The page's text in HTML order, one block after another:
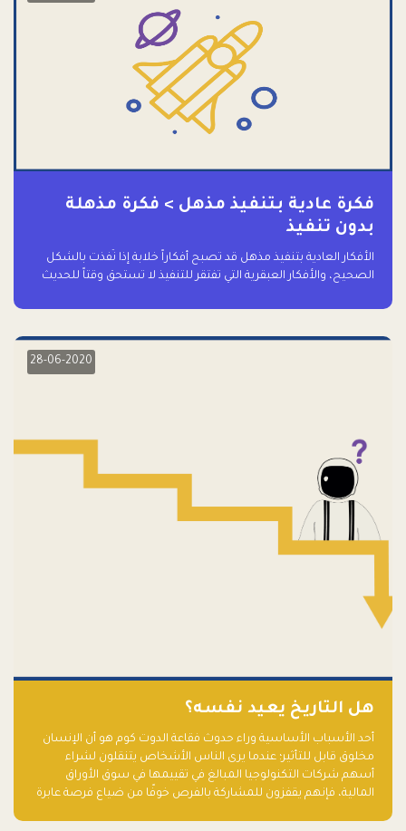
فكرة عادية بتنفيذ مذهل > فكرة مذهلة
بدون تنفيذ
الأفكار العادية بتنفيذ مذهل قد تصبح أفكاراً خلابة إذا نُفذت بالشكل
الصحيح، والأفكار العبقرية التي تفتقر للتنفيذ لا تستحق وقتاً للحديث
28-06-2020
هل التاريخ يعيد نفسه؟
أحد الأسباب الأساسية وراء حدوث فقاعة الدوت كوم هو أن الإنسان
مخلوق قابل للتأثير؛ عندما يرى الناس الأشخاص يتنقلون لشراء
أسهم شركات التكنولوجيا المبالغ في تقييمها في سوق الأوراق
المالية، فإنهم يقفزون للمشاركة بالفرص خوفًا من ضياع فرصة عابرة